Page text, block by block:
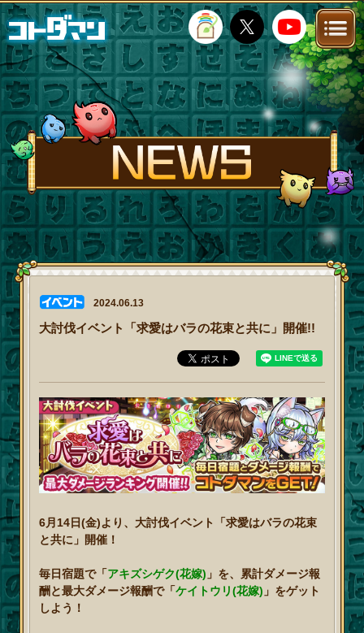
TOP STORY NEWS
FANKIT FAQ
2024.06.13
大討伐イベント「求愛はバラの花束と共に」開催!!
6月14日(金)より、大討伐イベント「求愛はバラの花束
と共に」開催！
毎日宿題で「アキズシゲク(花嫁) 」を、累計ダメージ報
酬と最大ダメージ報酬で「ケイトウリ(花嫁) 」をゲット
しよう！